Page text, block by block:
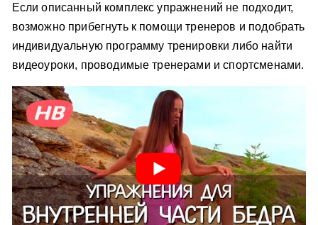
Если описанный комплекс упражнений не подходит,
возможно прибегнуть к помощи тренеров и подобрать
индивидуальную программу тренировки либо найти
видеоуроки, проводимые тренерами и спортсменами.